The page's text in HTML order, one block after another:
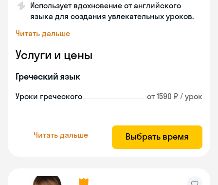
Использует вдохновение от английского
языка для создания увлекательных уроков.
Читать дальше
Услуги и цены
Греческий язык
Уроки греческого от 1590 ₽ / урок
Читать дальше Выбрать время